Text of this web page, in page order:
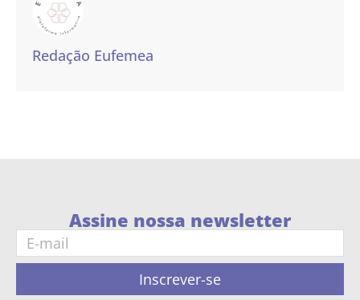
Redação Eufemea
Assine nossa newsletter
Inscrever-se